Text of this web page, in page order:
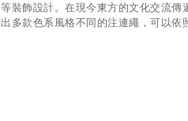
裝飾設計。 在現今東方的文化交流傳
款色系風格不同的注連繩，可以